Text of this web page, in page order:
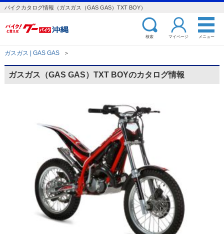
バイクカタログ情報（ガスガス（GAS GAS）TXT BOY）
検索 マイページ メニュー
ガスガス | GAS GAS ＞
ガスガス（GAS GAS）TXT BOYのカタログ情報